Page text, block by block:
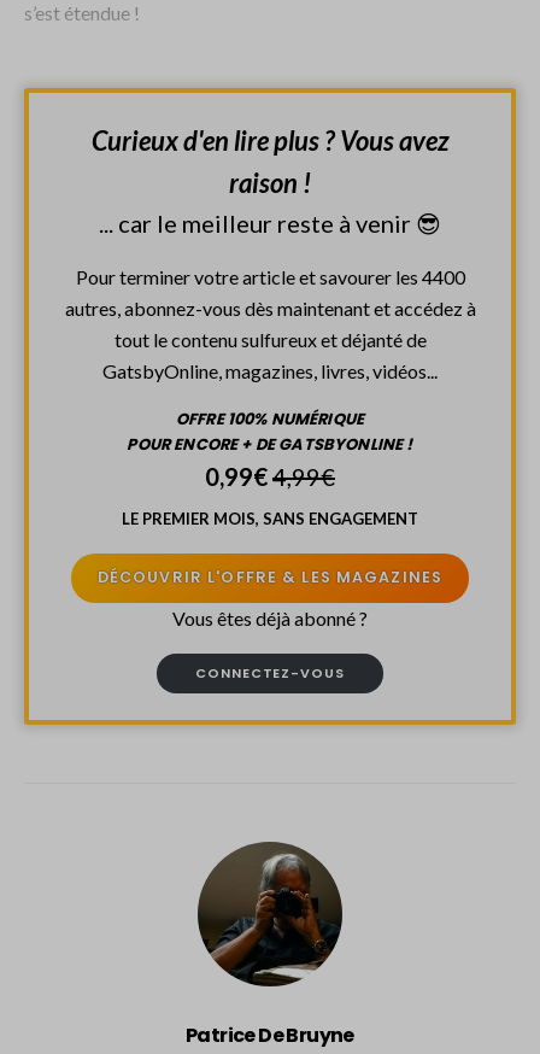
s’est étendue !
Curieux d'en lire plus ? Vous avez
raison !
... car le meilleur reste à venir 😎
Pour terminer votre article et savourer les 4400
autres, abonnez-vous dès maintenant et accédez à
tout le contenu sulfureux et déjanté de
GatsbyOnline, magazines, livres, vidéos...
OFFRE 100% NUMÉRIQUE
POUR ENCORE + DE GATSBYONLINE !
0,99€4,99€
LE PREMIER MOIS, SANS ENGAGEMENT
DÉCOUVRIR L'OFFRE & LES MAGAZINES
Vous êtes déjà abonné ?
CONNECTEZ-VOUS
Patrice De Bruyne